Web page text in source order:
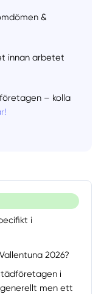
&
innan arbetet
– kolla
i
2026?
i
men ett